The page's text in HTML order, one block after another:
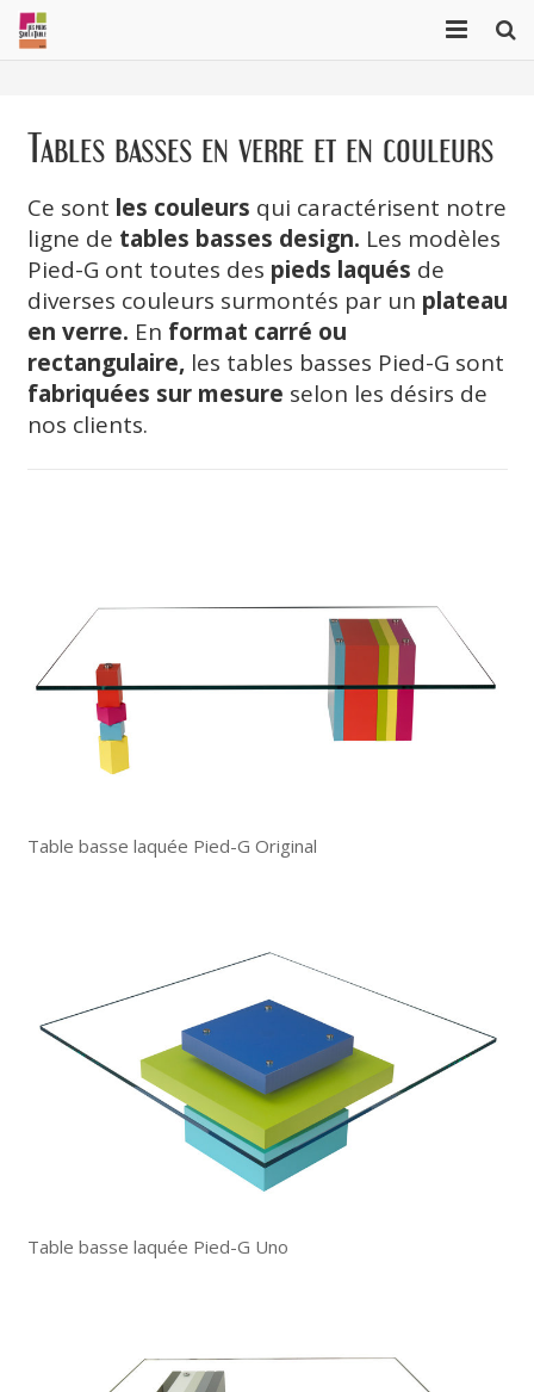
Collection Cubique
Collection Origami
Réalisations sur mesure
A propos
Projets récents
English
Tables basses en verre et en couleurs
Ce sont les couleurs qui caractérisent notre
ligne de tables basses design. Les modèles
Pied-G ont toutes des pieds laqués de
diverses couleurs surmontés par un plateau
en verre. En format carré ou
rectangulaire,les tables basses Pied-G sont
fabriquées sur mesure selon les désirs de
nos clients.
Table basse laquée Pied-G Original
Table basse laquée Pied-G Uno